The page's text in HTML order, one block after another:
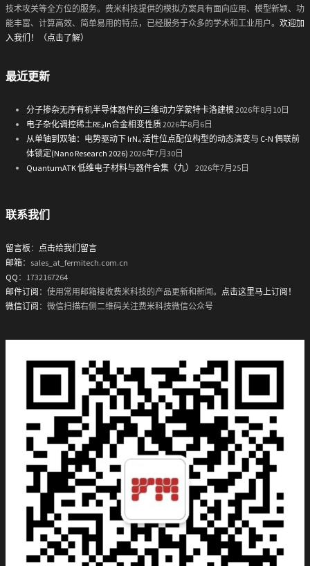
技术攻关等全方位的服务。费米科技提供的模拟方案具有面向应用、模型新颖、功
能丰富、计算高效、简单易用的特点，已经服务于众多的学术和工业用户。 欢迎加
入我们！（点击了解）
最近更新
分子掺杂无序有机半导体器件的三维动力学蒙特卡洛建模2026年8月10日
电子杂化调控稀土RE₂In合金相变性质2026年8月6日
从单轴到双轴：电势驱动下 IrN₄ 活性位点配位构型的动态演变与 C-N 偶联前
体锁定(Nano Research 2026) 2026年7月30日
QuantumATK 低维电子材料与器件合集（九）
2026年7月25日
联系我们
留言板 ： 点击给我们留言
邮箱：sales_at_fermitech.com.cn
QQ ：1732167264
邮件订阅 ：使用常用邮箱接收费米科技的产品更新和新闻。 点击这里马上订阅！
微信订阅 ：微信扫描右侧二维码关注费米科技微信公众号